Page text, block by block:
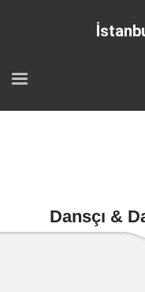
Dansçı &